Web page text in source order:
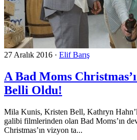
27 Aralık 2016 · Elif Barış
A Bad Moms
Belli Oldu!
Mila Kunis, Kristen Bell, Kathryn
galibi filmlerinden olan Bad Moms’ın
Christmas’ın vizyon ta...